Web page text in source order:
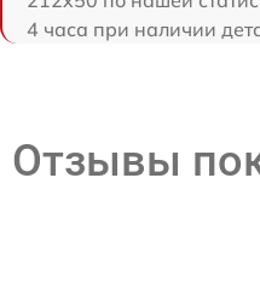
4 часа при наличии
Отзывы